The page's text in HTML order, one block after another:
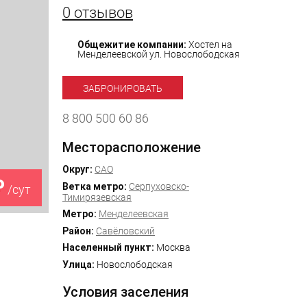
/сут
0 отзывов
Общежитие компании: Хостел на
Менделеевской ул. Новослободская
ЗАБРОНИРОВАТЬ
8 800 500 60 86
Месторасположение
Округ: САО
Ветка метро: Серпуховско-
Тимирязевская
Метро: Менделеевская
Район: Савёловский
Населенный пункт: Москва
Улица: Новослободская
Условия заселения